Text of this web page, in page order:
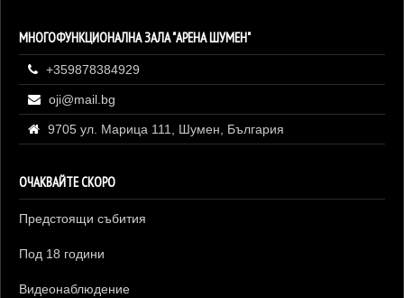
МНОГОФУНКЦИОНАЛНА ЗАЛА "АРЕНА ШУМЕН"
+359878384929
oji@mail.bg
9705 ул. Марица 111, Шумен, България
ОЧАКВАЙТЕ СКОРО
Предстоящи събития
Под 18 години
Видеонаблюдение